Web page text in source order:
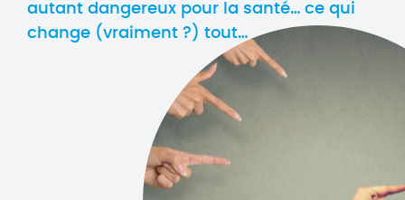
autant dangereux pour la santé… ce qui
change (vraiment ?) tout…